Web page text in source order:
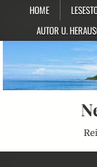
HOME
AUTOR U.